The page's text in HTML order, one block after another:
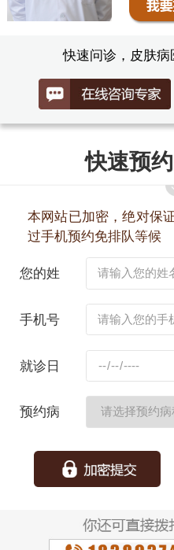
快速问诊，皮肤
快速预
本网站已加密，绝对保
过手机预约免排队等候
您的姓
手机号
就诊日
预约病